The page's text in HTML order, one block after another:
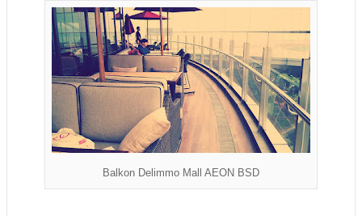
Balkon Delimmo Mall AEON BSD